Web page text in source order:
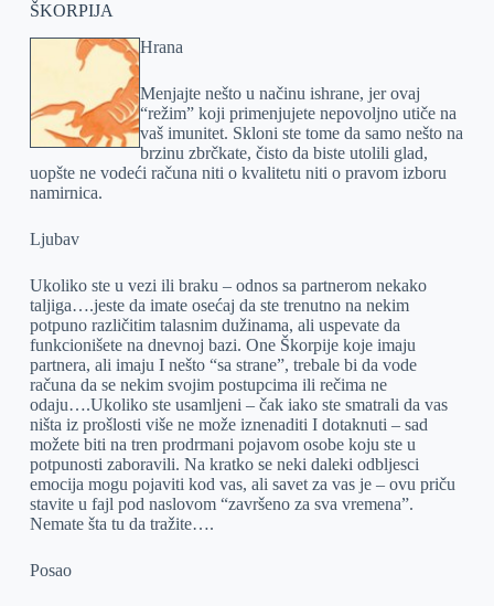
ŠKORPIJA
Hrana
Menjajte nešto u načinu ishrane, jer ovaj
“režim” koji primenjujete nepovoljno utiče na
vaš imunitet. Skloni ste tome da samo nešto na
brzinu zbrčkate, čisto da biste utolili glad,
uopšte ne vodeći računa niti o kvalitetu niti o pravom izboru
namirnica.
Ljubav
Ukoliko ste u vezi ili braku – odnos sa partnerom nekako
taljiga….jeste da imate osećaj da ste trenutno na nekim
potpuno različitim talasnim dužinama, ali uspevate da
funkcionišete na dnevnoj bazi. One Škorpije koje imaju
partnera, ali imaju I nešto “sa strane”, trebale bi da vode
računa da se nekim svojim postupcima ili rečima ne
odaju….Ukoliko ste usamljeni – čak iako ste smatrali da vas
ništa iz prošlosti više ne može iznenaditi I dotaknuti – sad
možete biti na tren prodrmani pojavom osobe koju ste u
potpunosti zaboravili. Na kratko se neki daleki odbljesci
emocija mogu pojaviti kod vas, ali savet za vas je – ovu priču
stavite u fajl pod naslovom “završeno za sva vremena”.
Nemate šta tu da tražite….
Posao